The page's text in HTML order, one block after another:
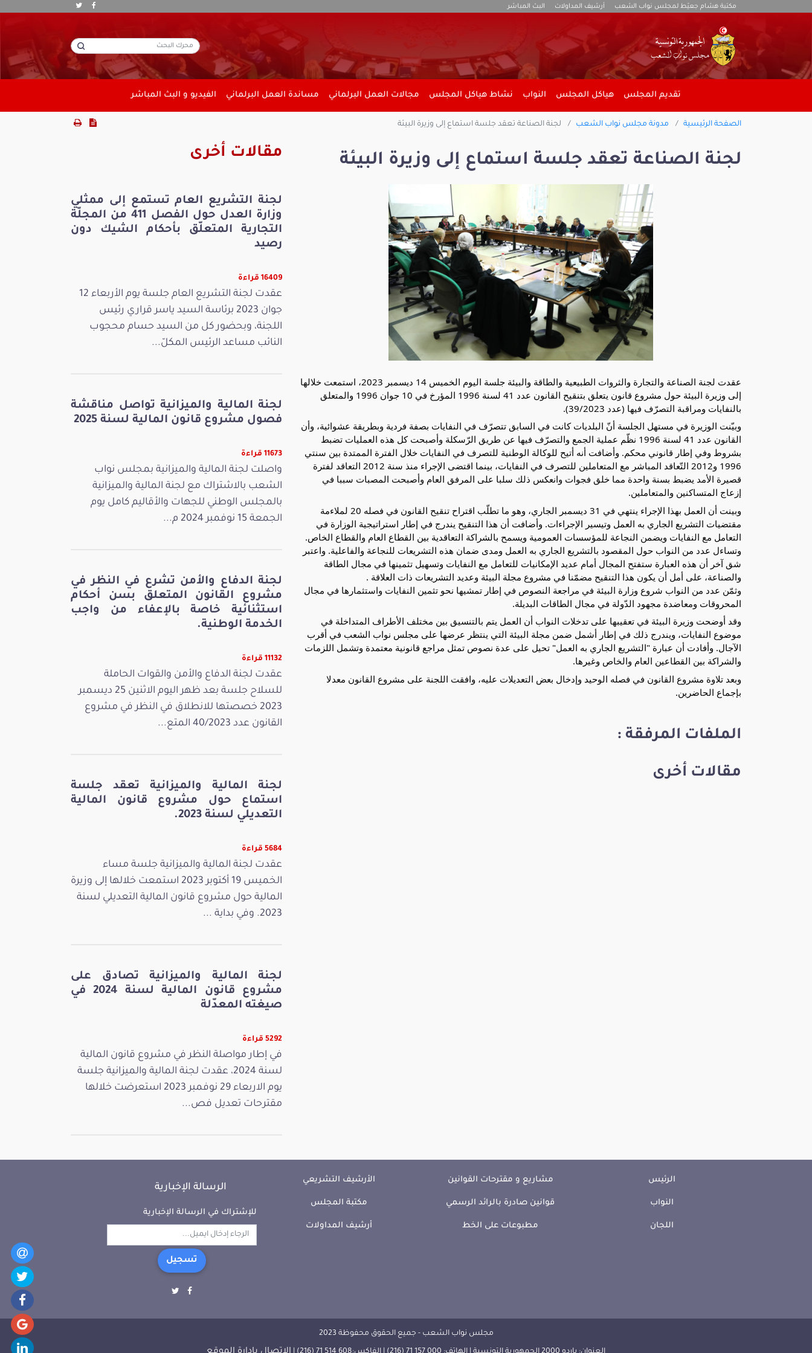
مكتبة هشام جعيّط لمجلس نواب الشعب أرشيف المداولات البث المباشر
تقديم المجلس هياكل المجلس النواب نشاط هياكل المجلس مجالات العمل البرلماني مساندة العمل البرلماني الفيديو و البث المباشر
الصفحة الرئيسية مدونة مجلس نواب الشعب لجنة الصناعة تعقد جلسة استماع إلى وزيرة البيئة
لجنة الصناعة تعقد جلسة استماع إلى وزيرة البيئة
عقدت لجنة الصناعة والتجارة والثروات الطبيعية والطاقة والبيئة جلسة اليوم الخميس 14 ديسمبر 2023، استمعت خلالها
إلى وزيرة البيئة حول مشروع قانون يتعلق بتنقيح القانون عدد 41 لسنة 1996 المؤرخ في 10 جوان 1996 والمتعلق
بالنفايات ومراقبة التصرّف فيها (عدد 39/2023).
وبيّنت الوزيرة في مستهل الجلسة أنّ البلديات كانت في السابق تتصرّف في النفايات بصفة فردية وبطريقة عشوائية، وأن
القانون عدد 41 لسنة 1996 نظّم عملية الجمع والتصرّف فيها عن طريق
الرّسكلة وأصبحت كل هذه العمليات تضبط
بشروط وفي إطار قانوني محكم. وأضافت أنه أتيح للوكالة الوطنية للتصرف في النفايات خلال الفترة الممتدة بين سنتي
1996 و2012 التّعاقد المباشر مع المتعاملين للتصرف في النفايات، بينما اقتضى الإجراء منذ سنة 2012 التعاقد لفترة
قصيرة الأمد يضبط بسنة واحدة مما خلق فجوات وانعكس ذلك سلبا على المرفق العام وأصبحت المصبات سببا في
إزعاج المتساكنين والمتعاملين.
وبينت أن العمل بهذا الإجراء ينتهي في 31 ديسمبر الجاري، وهو ما تطلّب اقتراح تنقيح القانون في فصله 20 لملاءمة
مقتضيات التشريع الجاري به العمل وتيسير الإجراءات. وأضافت أن هذا التنقيح يندرج في إطار استراتيجية الوزارة في
التعامل مع النفايات ويضمن النجاعة للمؤسسات العمومية ويسمح بالشراكة التعاقدية بين القطاع العام والقطاع الخاص.
وتساءل عدد من النواب حول المقصود بالتشريع الجاري به العمل ومدى ضمان هذه التشريعات للنجاعة والفاعلية. واعتبر
شق آخر أن هذه العبارة ستفتح المجال أمام عديد الإمكانيات للتعامل مع النفايات وتسهيل تثمينها في مجال الطاقة
والصناعة، على أمل أن يكون هذا التنقيح مضمّنا في مشروع مجلة البيئة وعديد التشريعات ذات العلاقة .
وثمّن عدد من النواب شروع وزارة البيئة في مراجعة النصوص في إطار تمشيها نحو تثمين النفايات واستثمارها في مجال
المحروقات ومعاضدة مجهود الدّولة في مجال الطاقات البديلة.
وقد أوضحت وزيرة البيئة في تعقيبها على تدخلات النواب أن العمل يتم بالتنسيق بين مختلف الأطراف المتداخلة في
موضوع النفايات، ويندرج ذلك في إطار أشمل ضمن مجلة البيئة التي ينتظر عرضها على مجلس نواب الشعب في أقرب
الآجال. وأفادت أن عبارة "التشريع الجاري به العمل" تحيل على عدة نصوص تمثل مراجع قانونية معتمدة وتشمل اللزمات
والشراكة بين القطاعين العام والخاص وغيرها.
وبعد تلاوة مشروع القانون في فصله الوحيد وإدخال بعض التعديلات عليه، وافقت اللجنة على مشروع القانون معدلا
بإجماع الحاضرين.
الملفات المرفقة :
مقالات أخرى
مقالات أخرى
لجنة التشريع العام تستمع إلى ممثلي
وزارة العدل حول الفصل 411 من المجلّة
التجارية المتعلّق بأحكام الشيك دون
رصيد
16409 قراءة
عقدت لجنة التشريع العام جلسة يوم الأربعاء 12
جوان 2023 برئاسة السيد ياسر قراري رئيس
اللجنة، وبحضور كل من السيد حسام محجوب
النائب مساعد الرئيس المكلّ...
لجنة المالية والميزانية تواصل مناقشة
فصول مشروع قانون المالية لسنة 2025
11673 قراءة
واصلت لجنة المالية والميزانية بمجلس نواب
الشعب بالاشتراك مع لجنة المالية والميزانية
بالمجلس الوطني للجهات والأقاليم كامل يوم
الجمعة 15 نوفمبر 2024 م...
لجنة الدفاع والأمن تشرع في النظر في
مشروع القانون المتعلق بسن أحكام
استثنائية خاصة بالإعفاء من واجب
الخدمة الوطنية.
11132 قراءة
عقدت لجنة الدفاع والأمن والقوات الحاملة
للسلاح جلسة بعد ظهر اليوم الاثنين 25 ديسمبر
2023 خصصتها للانطلاق في النظر في مشروع
القانون عدد 40/2023 المتع...
لجنة المالية والميزانية تعقد جلسة
استماع حول مشروع قانون المالية
التعديلي لسنة 2023.
5684 قراءة
عقدت لجنة المالية والميزانية جلسة مساء
الخميس 19 أكتوبر 2023 استمعت خلالها إلى وزيرة
المالية حول مشروع قانون المالية التعديلي لسنة
2023. وفي بداية ...
لجنة المالية والميزانية تصادق على
مشروع قانون المالية لسنة 2024 في
صيغته المعدّلة
5292 قراءة
في إطار مواصلة النظر في مشروع قانون المالية
لسنة 2024، عقدت لجنة المالية والميزانية جلسة
يوم الاربعاء 29 نوفمبر 2023 استعرضت خلالها
مقترحات تعديل فص...
الرئيس
النواب
اللجان
مشاريع و مقترحات القوانين
قوانين صادرة بالرائد الرسمي
مطبوعات على الخط
الأرشيف التشريعي
مكتبة المجلس
أرشيف المداولات
الرسالة الإخبارية
للإشتراك في الرسالة الإخبارية
تسجيل
مجلس نواب الشعب - جميع الحقوق محفوظة 2023